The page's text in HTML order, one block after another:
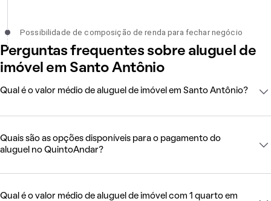
Possibilidade de composição de renda para fechar negócio,
incompleto
Possibilidade de composição de renda para fechar negócio
Perguntas frequentes sobre aluguel de
imóvel em Santo Antônio
Qual é o valor médio de aluguel de imóvel em Santo Antônio?
Quais são as opções disponíveis para o pagamento do
aluguel no QuintoAndar?
Qual é o valor médio de aluguel de imóvel com 1 quarto em